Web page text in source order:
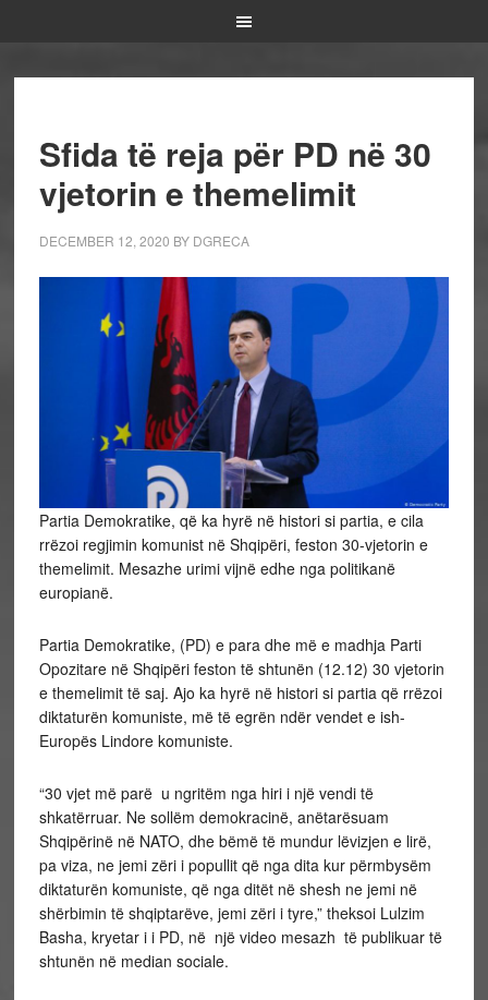
Sfida të reja për PD në 30
vjetorin e themelimit
DECEMBER 12, 2020 BY DGRECA
Partia Demokratike, që ka hyrë në histori si partia, e cila
rrëzoi regjimin komunist në Shqipëri, feston 30-vjetorin e
themelimit. Mesazhe urimi vijnë edhe nga politikanë
europianë.
Partia Demokratike, (PD) e para dhe më e madhja Parti
Opozitare në Shqipëri feston të shtunën (12.12) 30 vjetorin
e themelimit të saj. Ajo ka hyrë në histori si partia që rrëzoi
diktaturën komuniste, më të egrën ndër vendet e ish-
Europës Lindore komuniste.
“30 vjet më parë u ngritëm nga hiri i një vendi të
shkatërruar. Ne sollëm demokracinë, anëtarësuam
Shqipërinë në NATO, dhe bëmë të mundur lëvizjen e lirë,
pa viza, ne jemi zëri i popullit që nga dita kur përmbysëm
diktaturën komuniste, që nga ditët në shesh ne jemi në
shërbimin të shqiptarëve, jemi zëri i tyre,” theksoi Lulzim
Basha, kryetar i i PD, në një video mesazh të publikuar të
shtunën në median sociale.